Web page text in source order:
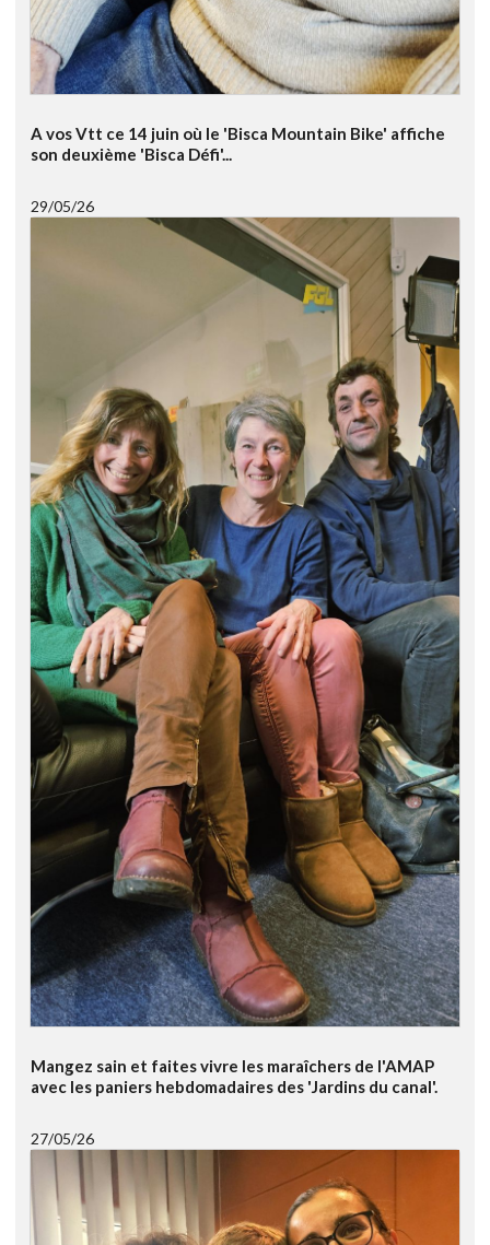
A vos Vtt ce 14 juin où le 'Bisca Mountain Bike' affiche
son deuxième 'Bisca Défi'...
29/05/26
Mangez sain et faites vivre les maraîchers de l'AMAP
avec les paniers hebdomadaires des 'Jardins du canal'.
27/05/26